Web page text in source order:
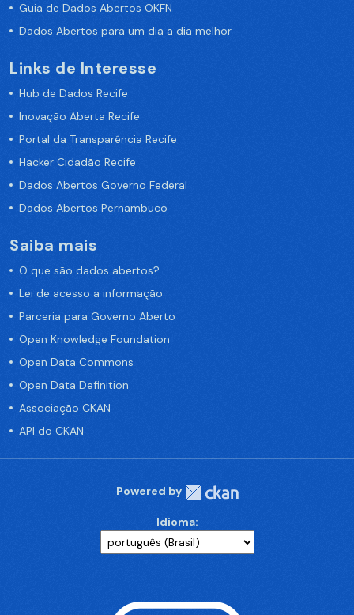
Guia de Dados Abertos OKFN
Dados Abertos para um dia a dia melhor
Links de Interesse
Hub de Dados Recife
Inovação Aberta Recife
Portal da Transparência Recife
Hacker Cidadão Recife
Dados Abertos Governo Federal
Dados Abertos Pernambuco
Saiba mais
O que são dados abertos?
Lei de acesso a informação
Parceria para Governo Aberto
Open Knowledge Foundation
Open Data Commons
Open Data Definition
Associação CKAN
API do CKAN
Powered by
Idioma